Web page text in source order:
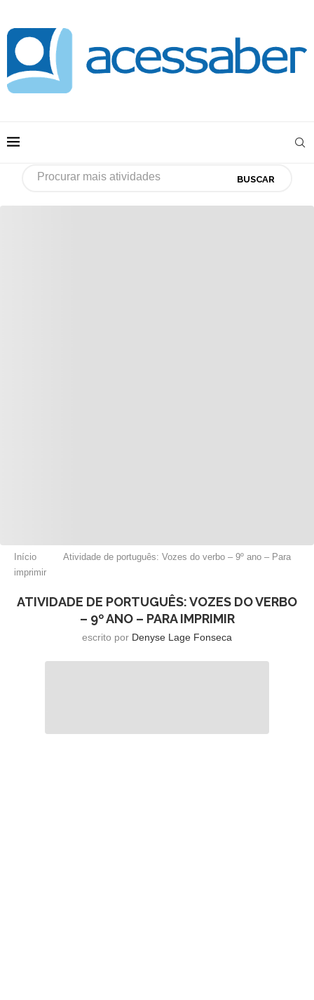
BUSCAR
Início
Atividade de português: Vozes do verbo – 9º ano – Para
imprimir
ATIVIDADE DE PORTUGUÊS: VOZES DO VERBO
– 9º ANO – PARA IMPRIMIR
escrito por Denyse Lage Fonseca